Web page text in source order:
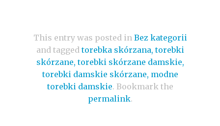
This entry was posted in Bez kategorii
and taggedtorebka skórzana, torebki
skórzane, torebki skórzane damskie,
torebki damskie skórzane, modne
torebki damskie. Bookmark the
permalink.